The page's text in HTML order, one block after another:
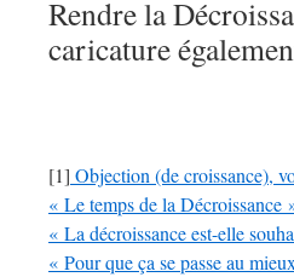
Rendre la
caricature
[1] Objection (de croissance),
« Le temps de la
« La décroissance est-elle
« Pour que ça se passe au